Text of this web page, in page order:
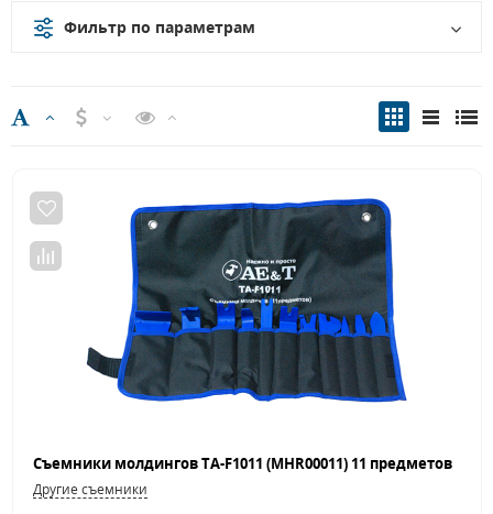
Фильтр по параметрам
Съемники молдингов TA-F1011 (MHR00011) 11 предметов
Другие съемники